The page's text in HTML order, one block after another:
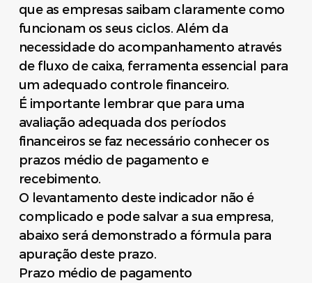
que as empresas saibam claramente como
funcionam os seus ciclos. Além da
necessidade do acompanhamento através
de fluxo de caixa, ferramenta essencial para
um adequado controle financeiro.
É importante lembrar que para uma
avaliação adequada dos períodos
financeiros se faz necessário conhecer os
prazos médio de pagamento e
recebimento.
O levantamento deste indicador não é
complicado e pode salvar a sua empresa,
abaixo será demonstrado a fórmula para
apuração deste prazo.
Prazo médio de pagamento